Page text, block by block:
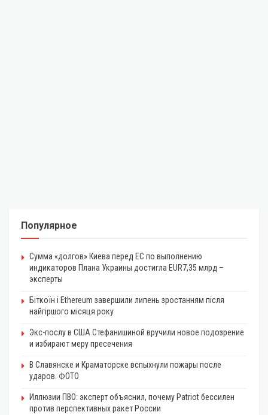
Популярное
Сумма «долгов» Киева перед ЕС по выполнению
индикаторов Плана Украины достигла EUR7,35 млрд –
эксперты
Біткоїн і Ethereum завершили липень зростанням після
найгіршого місяця року
Экс-послу в США Стефанишиной вручили новое подозрение
и избирают меру пресечения
В Славянске и Краматорске вспыхнули пожары после
ударов. ФОТО
Иллюзии ПВО: эксперт объяснил, почему Patriot бессилен
против перспективных ракет России